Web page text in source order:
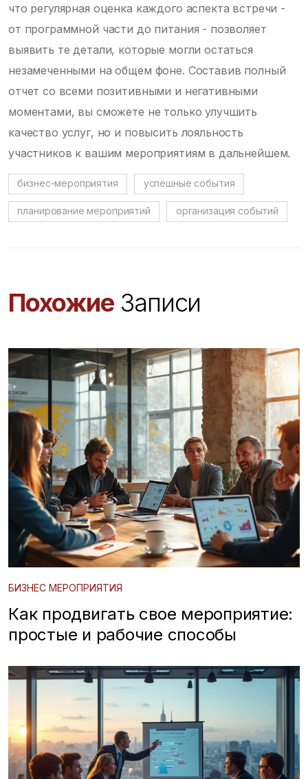
что регулярная оценка каждого аспекта встречи -
от программной части до питания - позволяет
выявить те детали, которые могли остаться
незамеченными на общем фоне. Составив полный
отчет со всеми позитивными и негативными
моментами, вы сможете не только улучшить
качество услуг, но и повысить лояльность
участников к вашим мероприятиям в дальнейшем.
бизнес-мероприятия успешные события
планирование мероприятий организация событий
ПохожиеЗаписи
БИЗНЕС МЕРОПРИЯТИЯ
Как продвигать свое мероприятие:
простые и рабочие способы